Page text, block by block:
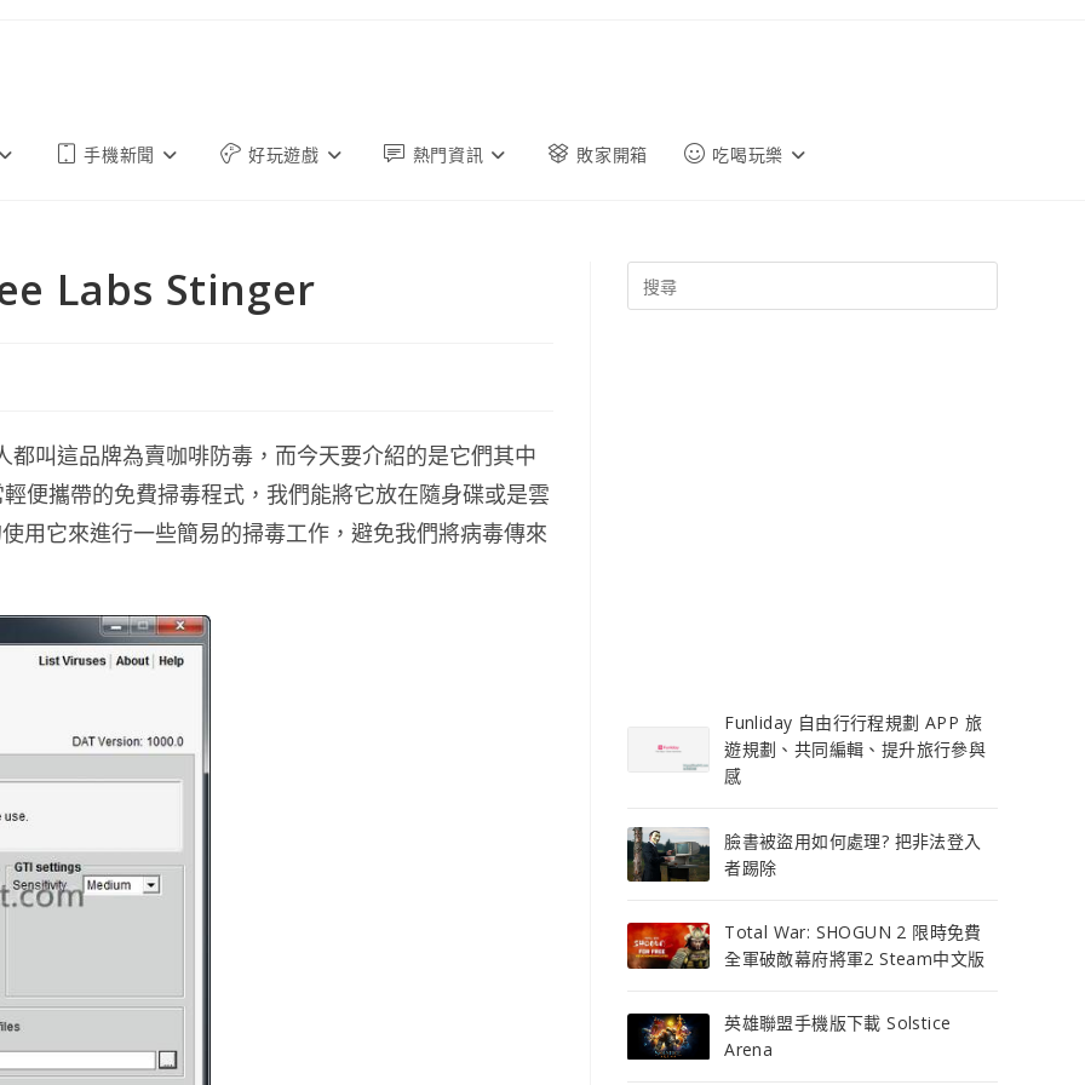
手機新聞 好玩遊戲 熱門資訊 敗家開箱 吃喝玩樂
Labs Stinger
叫這品牌為賣咖啡防毒，而今天要介紹的是它們其中
便攜帶的免費掃毒程式，我們能將它放在隨身碟或是雲
用它來進行一些簡易的掃毒工作，避免我們將病毒傳來
Funliday 自由行行程規劃 APP 旅
遊規劃、共同編輯、提升旅行參與
感
臉書被盜用如何處理? 把非法登入
者踢除
Total War: SHOGUN 2 限時免費
全軍破敵幕府將軍2 Steam中文版
英雄聯盟手機版下載 Solstice
Arena